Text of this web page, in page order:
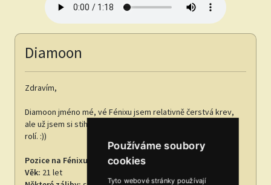
Používáme soubory
cookies
Tyto webové stránky používají
Diamoon
Zdravím,
Diamoon jméno mé, vé Fénixu jsem relativně čerstvá krev,
ale už jsem si stihnul střihnout více než 100 malých i velkých
rolí. :))
Pozice na Fénixu:
Dabér
Věk: 21 let